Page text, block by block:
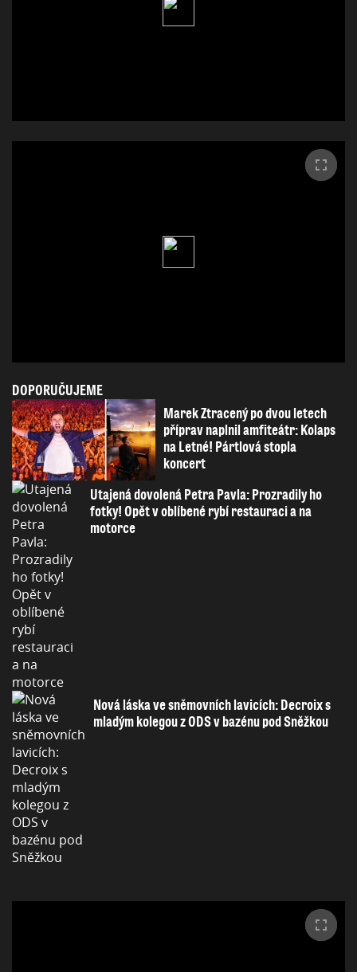
DOPORUČUJEME
Marek Ztracený po dvou letech
příprav naplnil amfiteátr: Kolaps
na Letné! Pártlová stopla
koncert
Utajená dovolená Petra Pavla: Prozradily ho
fotky! Opět v oblíbené rybí restauraci a na
motorce
Nová láska ve sněmovních lavicích: Decroix s
mladým kolegou z ODS v bazénu pod Sněžkou